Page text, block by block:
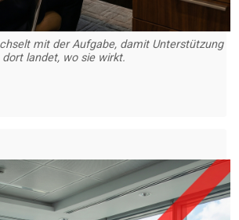
mit der Aufgabe, damit Unterstützung
dort landet, wo sie wirkt.